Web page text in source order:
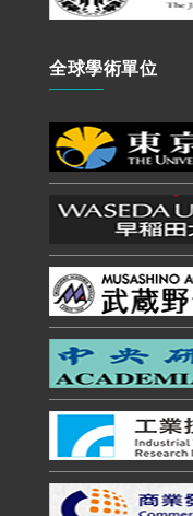
全球學術單位